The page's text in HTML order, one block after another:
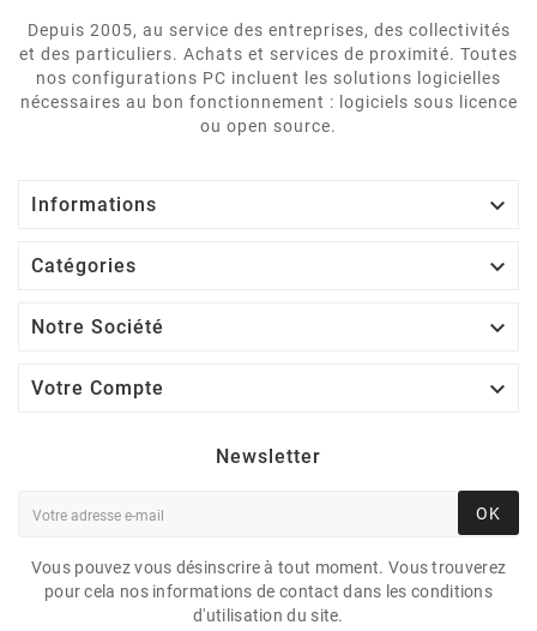
Depuis 2005, au service des entreprises, des collectivités
et des particuliers. Achats et services de proximité. Toutes
nos configurations PC incluent les solutions logicielles
nécessaires au bon fonctionnement : logiciels sous licence
ou open source.
Informations 
Catégories 
Notre Société 
Votre Compte 
Newsletter
OK
Vous pouvez vous désinscrire à tout moment. Vous trouverez
pour cela nos informations de contact dans les conditions
d'utilisation du site.